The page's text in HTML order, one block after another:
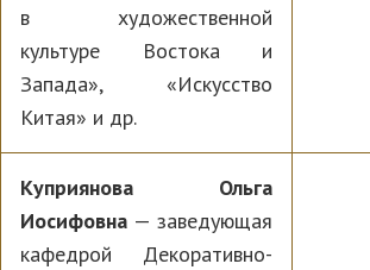
в художественной
культуре Востока и
Запада», «Искусство
Китая» и др.
Куприянова Ольга
Иосифовна — заведующая
кафедрой Декоративно-